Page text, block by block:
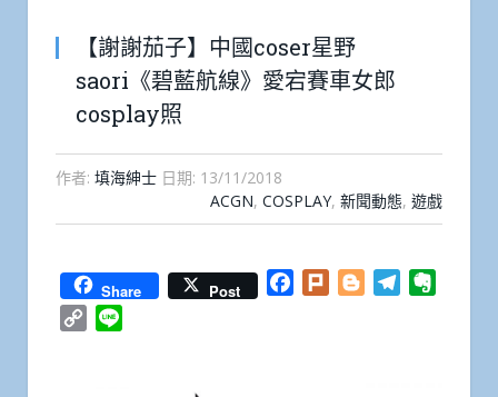
【謝謝茄子】中國coser星野
saori《碧藍航線》愛宕賽車女郎
cosplay照
作者: 填海紳士 日期: 13/11/2018
ACGN, COSPLAY, 新聞動態, 遊戲
Share Post Facebook
Plurk BloggerTelegram
Copy